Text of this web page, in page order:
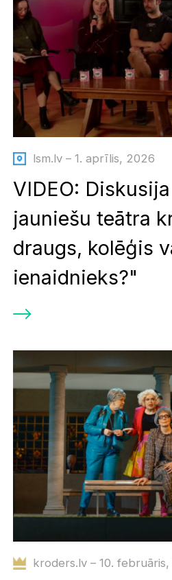
lsm.lv – 1. aprīlis, 2026
VIDEO:
jauniešu teātra
draugs, kolēģis
ienaidnieks?"
kroders.lv – 10.